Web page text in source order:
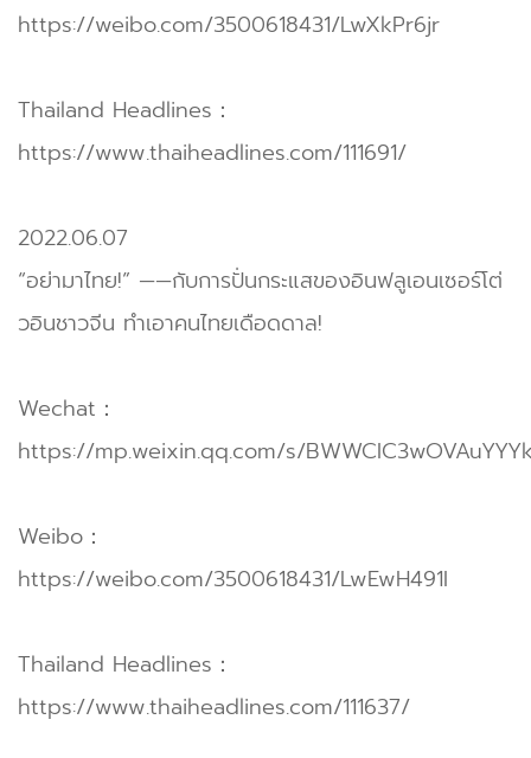
https://weibo.com/3500618431/LwXkPr6jr
Thailand Headlines：
https://www.thaiheadlines.com/111691/
2022.06.07
“อย่ามาไทย!” ——กับการปั่นกระแสของอินฟลูเอนเซอร์โต่
วอินชาวจีน ทำเอาคนไทยเดือดดาล!
Wechat：
https://mp.weixin.qq.com/s/
Weibo：
https://weibo.com/3500618431/LwEwH491I
Thailand Headlines：
https://www.thaiheadlines.com/111637/